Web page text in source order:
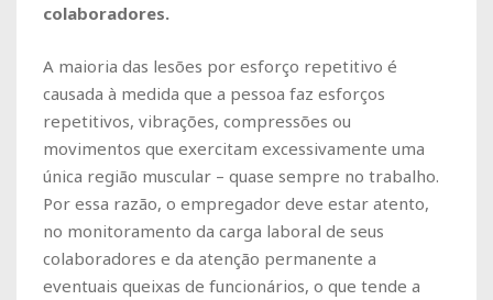
colaboradores.
A maioria das lesões por esforço repetitivo é
causada à medida que a pessoa faz esforços
repetitivos, vibrações, compressões ou
movimentos que exercitam excessivamente uma
única região muscular – quase sempre no trabalho.
Por essa razão, o empregador deve estar atento,
no monitoramento da carga laboral de seus
colaboradores e da atenção permanente a
eventuais queixas de funcionários, o que tende a